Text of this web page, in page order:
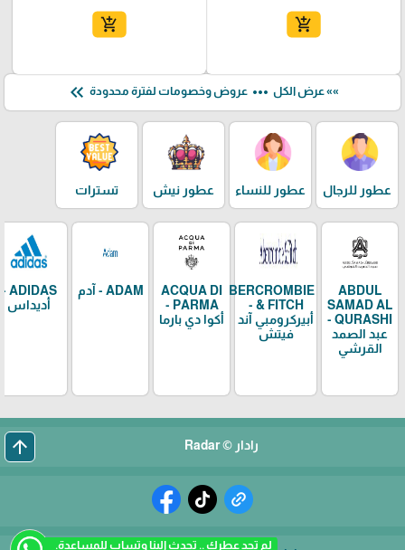
لم تجد عطرك .. تحدث الينا وتساب للمساعدة.
add_shopping_cart
add_shopping_cart
»» عرض الكل more_horiz عروض وخصومات لفترة محدودة keyboard_double_arrow_left
عطور للرجال عطور للنساء عطور نيش تسترات
ABDUL
SAMAD AL
QURASHI -
عبد الصمد
القرشي
ABERCROMBIE
& FITCH -
أبيركرومبي آند
فيتش
ACQUA DI
PARMA -
أكوا دي بارما
ADAM - آدم
ADIDAS -
أديداس
رادار © Radar arrow_upward